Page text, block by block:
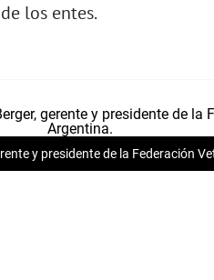
los entes.
y presidente de la Federación